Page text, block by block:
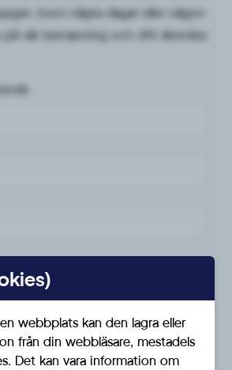
inom några dagar eller någon
på vår bemanning och ditt ärendes
webbplats kan den lagra eller
från din webbläsare, mestadels
Det kan vara information om